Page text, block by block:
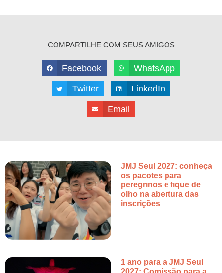
COMPARTILHE COM SEUS AMIGOS
Facebook WhatsApp
Twitter LinkedIn
Email
JMJ Seul 2027: conheça
os pacotes para
peregrinos e fique de
olho na abertura das
inscrições
1 ano para a JMJ Seul
2027: Comissão para a